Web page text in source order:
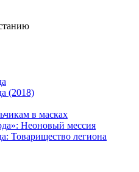
(2018)
в масках
Неоновый мессия
Товарищество легиона